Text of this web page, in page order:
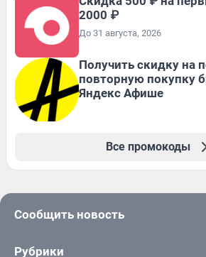
2000 ₽
До 31 августа, 2026
Получить скидку на
повторную покупку
Яндекс Афише
Все промокоды
Сообщить новость
Рубрики